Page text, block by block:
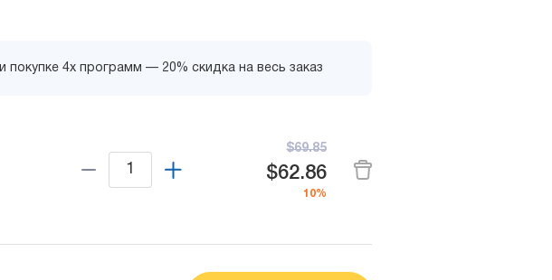
покупке 4х программ — 20% скидка на весь заказ
$69.85
$62.86
10%